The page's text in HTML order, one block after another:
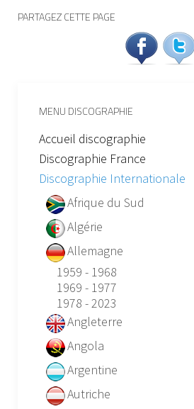
PARTAGEZ CETTE PAGE
MENU DISCOGRAPHIE
Accueil discographie
Discographie France
Discographie Internationale
Afrique du Sud
Algérie
Allemagne
1959 - 1968
1969 - 1977
1978 - 2023
Angleterre
Angola
Argentine
Autriche